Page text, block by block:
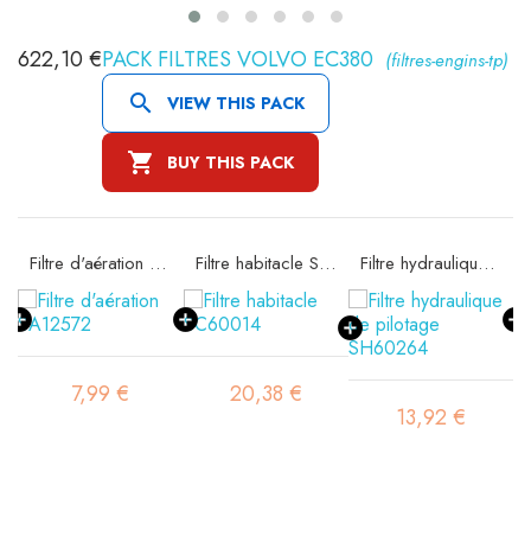
PACK FILTRES VOLVO EC380 (filtres-engins-tp)
 VIEW THIS PACK
 BUY THIS PACK
622,10 €
Filtre d'aération SA12572
7,99 €
Filtre habitacle SC60014
20,38 €
Filtre hydraulique de pilotage SH60264
13,92 €